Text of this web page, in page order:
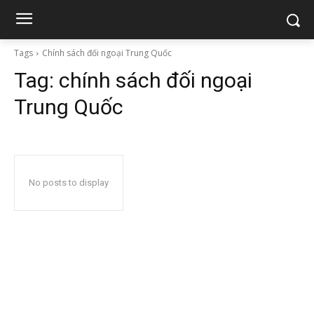
Tags Chính sách đối ngoại Trung Quốc
Tag: chính sách đối ngoại
Trung Quốc
No posts to display